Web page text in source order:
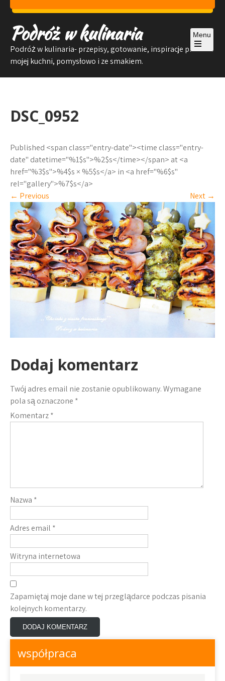
Skip
contentPodróż w kulinaria
Podróż w kulinaria- przepisy, gotowanie, inspiracje prosto z
mojej kuchni, pomysłowo i ze smakiem.
Menu
Open
menu
DSC_0952
Published <span class="entry-date"><time class="entry-
date" datetime="%1$s">%2$s</time></span> at <a
href="%3$s">%4$s × %5$s</a> in <a href="%6$s"
rel="gallery">%7$s</a>
← Previous Next →
Dodaj komentarz
Twój adres email nie zostanie opublikowany.Wymagane
pola są oznaczone *
Komentarz*
Nazwa *
Adres email *
Witryna internetowa
Zapamiętaj moje dane w tej przeglądarce podczas pisania
kolejnych komentarzy.
współpraca